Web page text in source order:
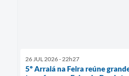
26 JUL 2026 - 22h27
5º Arraiá na Feira reúne